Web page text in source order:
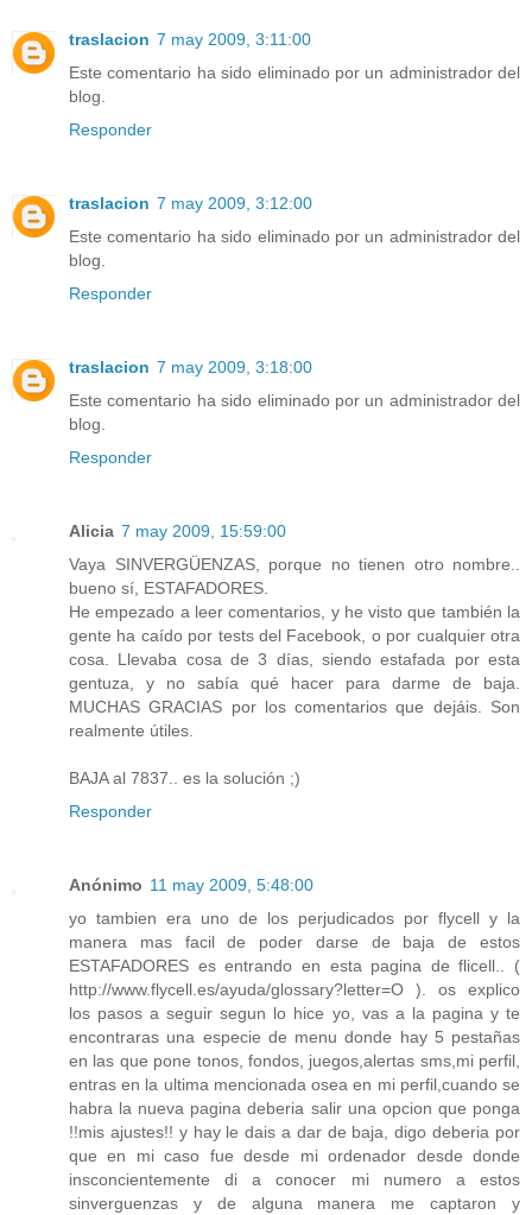
traslacion 7 may 2009, 3:11:00
Este comentario ha sido eliminado por un administrador del
blog.
Responder
traslacion 7 may 2009, 3:12:00
Este comentario ha sido eliminado por un administrador del
blog.
Responder
traslacion 7 may 2009, 3:18:00
Este comentario ha sido eliminado por un administrador del
blog.
Responder
Alicia 7 may 2009, 15:59:00
Vaya SINVERGÜENZAS, porque no tienen otro nombre..
bueno sí, ESTAFADORES.
He empezado a leer comentarios, y he visto que también la
gente ha caído por tests del Facebook, o por cualquier otra
cosa. Llevaba cosa de 3 días, siendo estafada por esta
gentuza, y no sabía qué hacer para darme de baja.
MUCHAS GRACIAS por los comentarios que dejáis. Son
realmente útiles.
BAJA al 7837.. es la solución ;)
Responder
Anónimo 11 may 2009, 5:48:00
yo tambien era uno de los perjudicados por flycell y la
manera mas facil de poder darse de baja de estos
ESTAFADORES es entrando en esta pagina de flicell.. (
http://www.flycell.es/ayuda/glossary?letter=O ). os explico
los pasos a seguir segun lo hice yo, vas a la pagina y te
encontraras una especie de menu donde hay 5 pestañas
en las que pone tonos, fondos, juegos,alertas sms,mi perfil,
entras en la ultima mencionada osea en mi perfil,cuando se
habra la nueva pagina deberia salir una opcion que ponga
!!mis ajustes!! y hay le dais a dar de baja, digo deberia por
que en mi caso fue desde mi ordenador desde donde
insconcientemente di a conocer mi numero a estos
sinverguenzas y de alguna manera me captaron y